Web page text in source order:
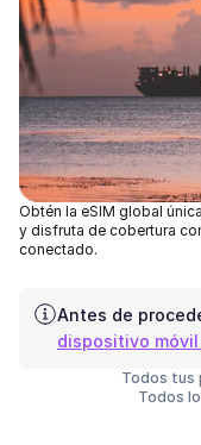
Obtén la eSIM global
y disfruta de cobertura
conectado.
Antes de
dispositivo
Todos tus
Todos